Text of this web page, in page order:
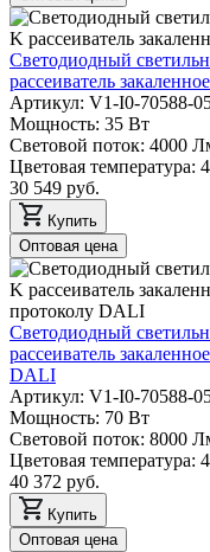
Светодиодный
рассеиватель
Артикул: V1-I0-70588-
Мощность: 35 Вт
Световой поток: 4000
Цветовая температура:
30 549 руб.
Купить
Оптовая цена
Светодиодный
рассеиватель
DALI
Артикул: V1-I0-70588-
Мощность: 70 Вт
Световой поток: 8000
Цветовая температура:
40 372 руб.
Купить
Оптовая цена